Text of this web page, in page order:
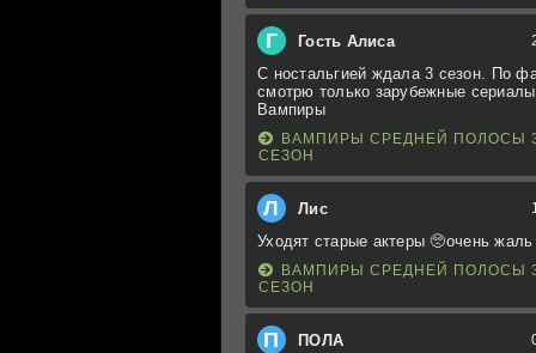
Г Гость Алиса
С ностальгией ждала 3 сезон. По
смотрю только зарубежные
Вампиры
ВАМПИРЫ СРЕДНЕЙ ПОЛОСЫ
СЕЗОН
Л Лис
Уходят старые актеры 🥺очень жаль
ВАМПИРЫ СРЕДНЕЙ ПОЛОСЫ
СЕЗОН
П ПОЛА